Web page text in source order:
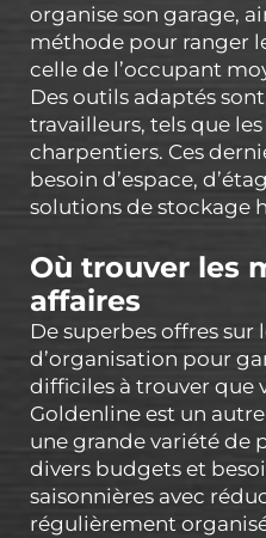
organise son garage,
méthode pour ranger
celle de l’occupant
Des outils adaptés
travailleurs, tels que
charpentiers. Ces
besoin d’espace,
solutions de stockage
Où trouver les
affaires
De superbes offres sur
d’organisation pour
difficiles à trouver que
Goldenline est un
une grande variété de
divers budgets et
saisonnières avec
régulièrement